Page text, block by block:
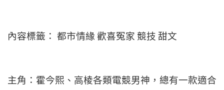
內容標籤： 都市情緣 歡喜冤家 競技 甜文
主角：霍今熙、高棱各類電競男神，總有一款適合